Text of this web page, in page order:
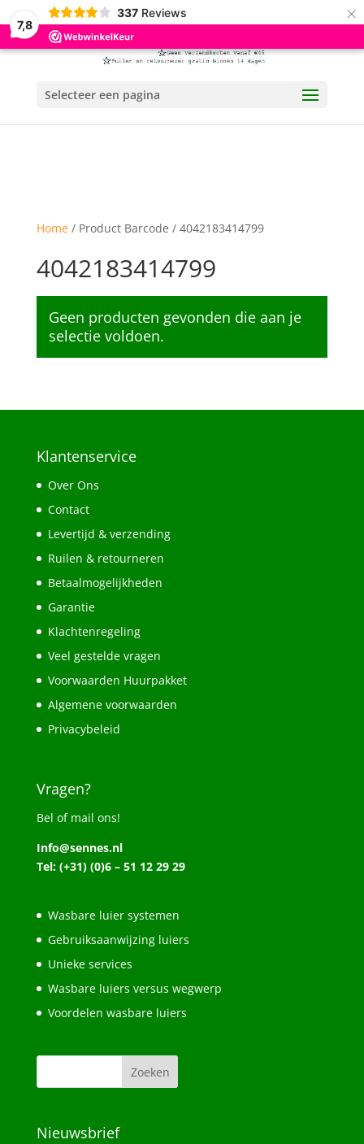
7,8
337 Reviews ×
Selecteer een pagina
Home/ Product Barcode / 4042183414799
4042183414799
Geen producten gevonden die aan je
selectie voldoen.
Klantenservice
Over Ons
Contact
Levertijd & verzending
Ruilen & retourneren
Betaalmogelijkheden
Garantie
Klachtenregeling
Veel gestelde vragen
Voorwaarden Huurpakket
Algemene voorwaarden
Privacybeleid
Vragen?
Bel of mail ons!
Info@sennes.nl
Tel: (+31) (0)6 – 51 12 29 29
Wasbare luier systemen
Gebruiksaanwijzing luiers
Unieke services
Wasbare luiers versus wegwerp
Voordelen wasbare luiers
Nieuwsbrief